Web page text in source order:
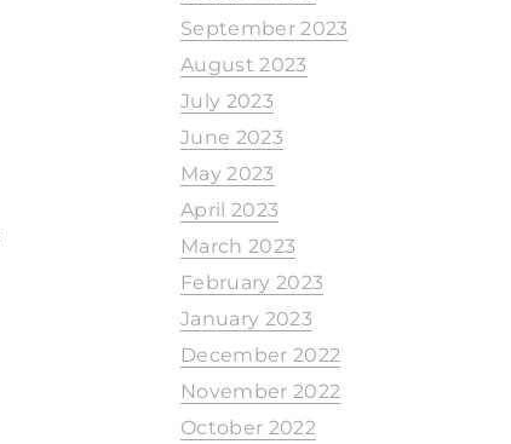
September 2023
August 2023
July 2023
June 2023
May 2023
April 2023
March 2023
February 2023
January 2023
December 2022
November 2022
October 2022